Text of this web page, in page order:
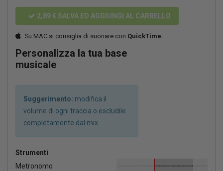
2,89 € SALVA ED AGGIUNGI AL CARRELLO
Su MAC si consiglia di suonare con QuickTime.
Personalizza la tua base
musicale
Suggerimento: modifica il
volume di ogni traccia o escludile
completamente dal mix
Strumenti
Metronomo